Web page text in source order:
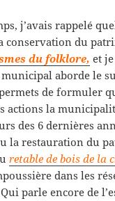
j’avais rappelé
conservation du
du folklore, et
aborde le
de formuler
actions la
des 6 dernières
la restauration du
retable de bois de la
dans les
parle encore de